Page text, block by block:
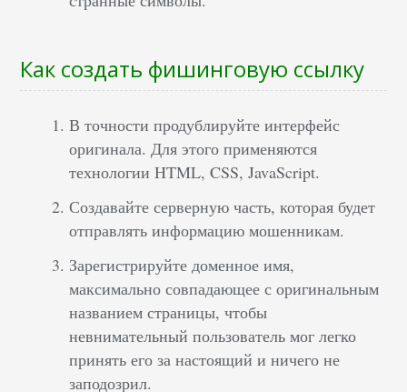
Как создать фишинговую ссылку
В точности продублируйте интерфейс
оригинала. Для этого применяются
технологии HTML, CSS, JavaScript.
Создавайте серверную часть, которая будет
отправлять информацию мошенникам.
Зарегистрируйте доменное имя,
максимально совпадающее с оригинальным
названием страницы, чтобы
невнимательный пользователь мог легко
принять его за настоящий и ничего не
заподозрил.